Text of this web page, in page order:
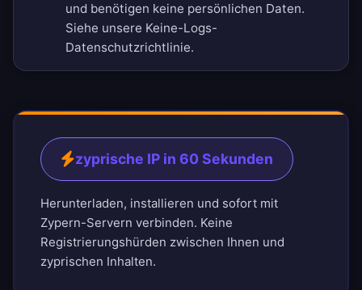
und benötigen keine persönlichen Daten.
Siehe unsere Keine-Logs-
Datenschutzrichtlinie.
zyprische IP in 60 Sekunden
Herunterladen, installieren und sofort mit
Zypern-Servern verbinden. Keine
Registrierungshürden zwischen Ihnen und
zyprischen Inhalten.